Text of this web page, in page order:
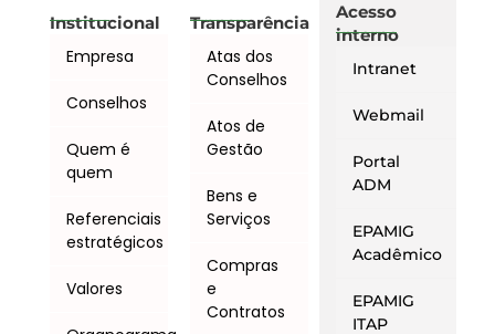
Institucional
Empresa
Conselhos
Quem é
quem
Referenciais
estratégicos
Valores
Transparência
Atas dos
Conselhos
Atos de
Gestão
Bens e
Serviços
Compras
e
Contratos
Acesso
interno
Intranet
Webmail
Portal
ADM
EPAMIG
Acadêmico
EPAMIG
ITAP